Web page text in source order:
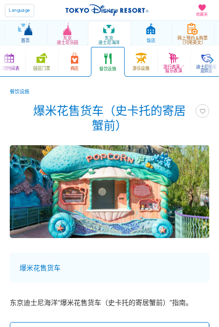
收藏夹
Language
首页 东京
迪士尼乐园
东京
迪士尼海洋 饭店 网上预约＆购票
（只用英文）
营时间表 园区门票 商店 餐饮设施 游乐设施 游行表演／
娱乐表演
迪士尼明星
迎宾会
餐饮设施
爆米花售货车（史卡托的寄居
蟹前）
爆米花售货车
东京迪士尼海洋“爆米花售货车（史卡托的寄居蟹前）”指南。